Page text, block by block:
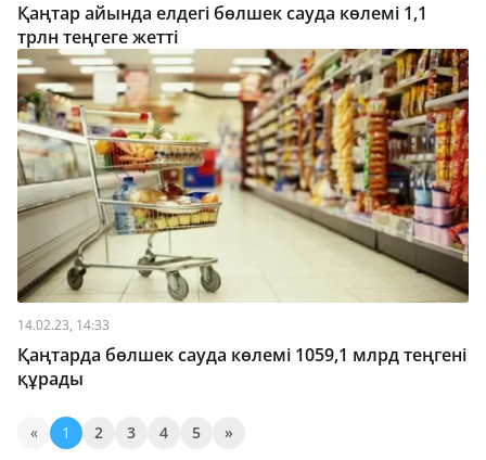
Қаңтар айында елдегі бөлшек сауда көлемі 1,1
трлн теңгеге жетті
14.02.23, 14:33
Қаңтарда бөлшек сауда көлемі 1059,1 млрд теңгені
құрады
« 1 2 3 4 5 »